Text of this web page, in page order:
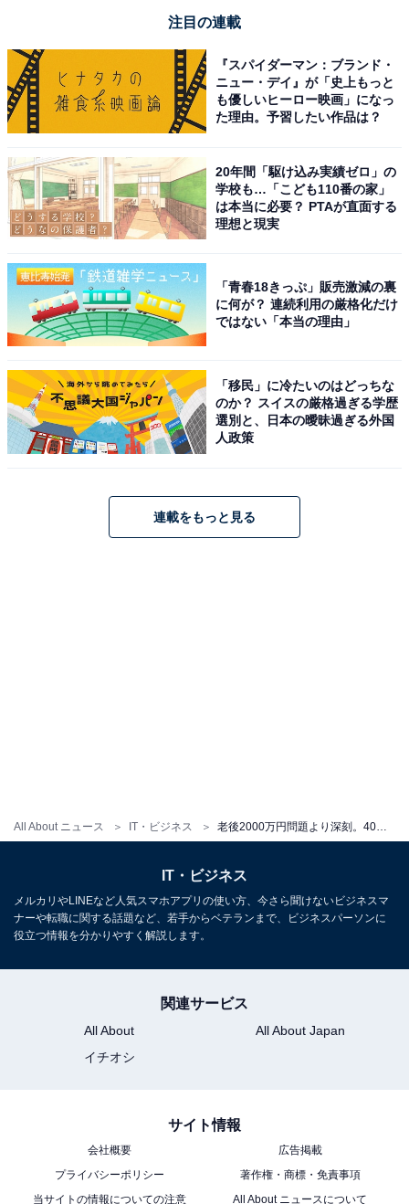
All About ニュース IT・ビジネス
これが書かれたのは、なんと1930年。「え！ 現代じゃな
いの!?」と思いませんでしたか？ ケインズがいうところ
の「人がすることがなくなる時代」がすでに到来してい
るように感じます。
代」を「2030年」としていました。皆さんはどう思いま
すか？ 2030年まで待たなくても、もうその予兆を感じま
せんか？
たとえば、スマホの代表であるiPhoneが発売されたと
き、世界中の人がどよめきました。これまでの携帯電話
と全然違う！ 大きな革命でした。
その後、多くのメーカーがスマホ市場に参入して、毎年
さまざまなスマホの新機種発表を繰り返しています。も
はや「どこを改良したの？」と思っている人も少なくな
いのではないでしょうか。
日本の白物家電もそうですね。多くのモノやコトも、0
を1にする時代は、ほぼ終わりが来ている。こねくり回
のか？ 子どもに誇りを持って説明できる仕事なのか？）
ルは抜群だけど、専門職でもない。会社にいる分には問
題ないけど……）
ちなみに、ケインズ先生は、「最終的に人は週15時間労
生100年時代」だけではありません。もう1つの理由は、
私たちの働き方に限界が来ているから、ともいえます。
注目の連載
『スパイダーマン：ブランド・
ニュー・デイ』が「史上もっと
も優しいヒーロー映画」になっ
た理由。予習したい作品は？
20年間「駆け込み実績ゼロ」の
学校も…「こども110番の家」
は本当に必要？ PTAが直面する
理想と現実
「青春18きっぷ」販売激減の裏
に何が？ 連続利用の厳格化だけ
ではない「本当の理由」
「移民」に冷たいのはどっちな
のか？ スイスの厳格過ぎる学歴
選別と、日本の曖昧過ぎる外国
人政策
連載をもっと見る
IT・ビジネス
メルカリやLINEなど人気スマホアプリの使い方、今さら聞けないビジネスマ
ナーや転職に関する話題など、若手からベテランまで、ビジネスパーソンに
役立つ情報を分かりやすく解説します。
関連サービス
All About
All About Japan
イチオシ
サイト情報
会社概要
広告掲載
プライバシーポリシー
著作権・商標・免責事項
当サイトの情報についての注意
All About ニュースについて